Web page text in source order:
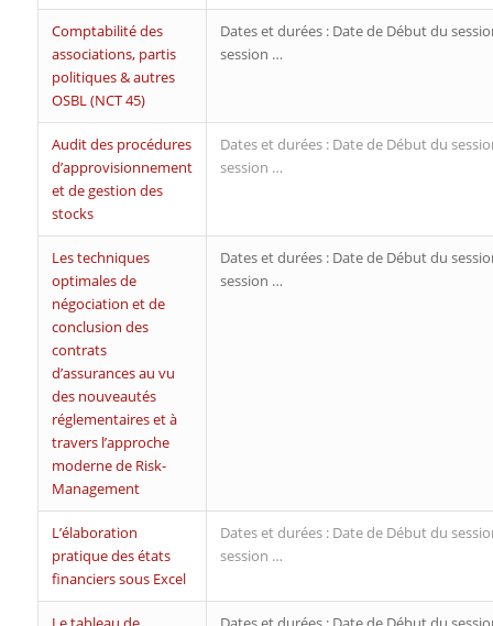
Comptabilité des
associations, partis
politiques & autres
OSBL (NCT 45)
Dates et durées : Date de Début du
session …
Audit des procédures
d’approvisionnement
et de gestion des
stocks
Dates et durées : Date de Début du
session …
Les techniques
optimales de
négociation et de
conclusion des
contrats
d’assurances au vu
des nouveautés
réglementaires et à
travers l’approche
moderne de Risk-
Management
Dates et durées : Date de Début du
session …
L’élaboration
pratique des états
financiers sous Excel
Dates et durées : Date de Début du
session …